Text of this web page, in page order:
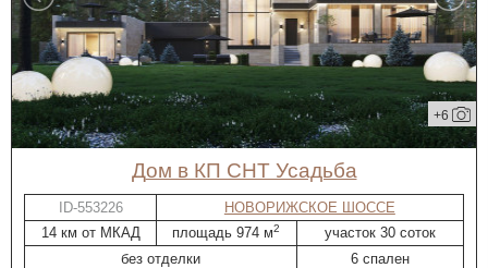
+6
дом в КП СНТ Усадьба
ID-553226
НОВОРИЖСКОЕ ШОССЕ
14 км от МКАД
площадь 974 м2
участок 30 соток
без отделки
6 спален